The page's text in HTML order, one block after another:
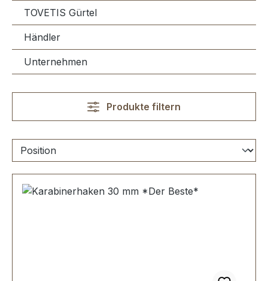
TOVETIS Gürtel
Händler
Unternehmen
Produkte filtern